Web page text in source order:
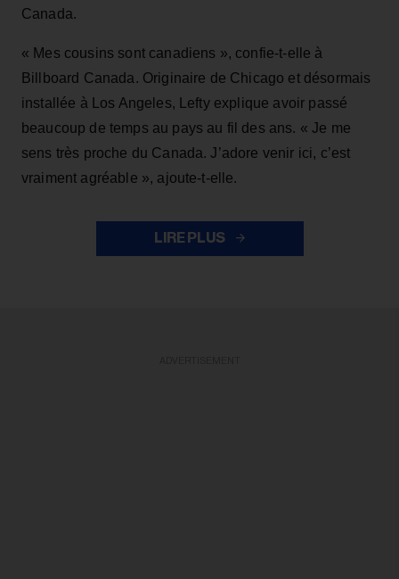
Canada.
« Mes cousins sont canadiens », confie-t-elle à
Billboard Canada. Originaire de Chicago et désormais
installée à Los Angeles, Lefty explique avoir passé
beaucoup de temps au pays au fil des ans. « Je me
sens très proche du Canada. J’adore venir ici, c’est
vraiment agréable », ajoute-t-elle.
LIRE PLUS